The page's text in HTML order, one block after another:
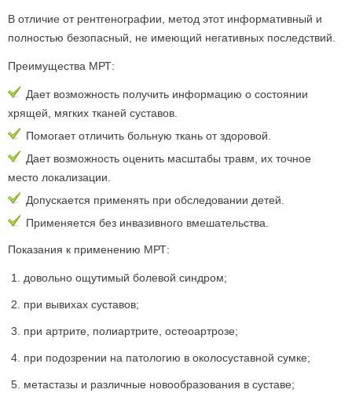
В отличие от рентгенографии, метод этот информативный и
полностью безопасный, не имеющий негативных последствий.
Преимущества МРТ:
Дает возможность получить информацию о состоянии
хрящей, мягких тканей суставов.
Помогает отличить больную ткань от здоровой.
Дает возможность оценить масштабы травм, их точное
место локализации.
Допускается применять при обследовании детей.
Применяется без инвазивного вмешательства.
Показания к применению МРТ:
довольно ощутимый болевой синдром;
при вывихах суставов;
при артрите, полиартрите, остеоартрозе;
при подозрении на патологию в околосуставной сумке;
метастазы и различные новообразования в суставе;